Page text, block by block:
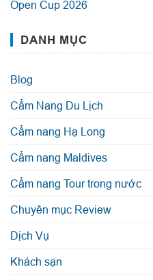
Open Cup 2026
DANH MỤC
Blog
Cẩm Nang Du Lịch
Cẩm nang Hạ Long
Cẩm nang Maldives
Cẩm nang Tour trong nước
Chuyên mục Review
Dịch Vụ
Khách sạn